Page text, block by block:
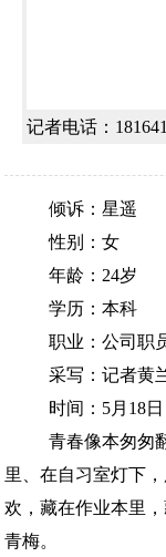
记者电话：
倾诉：星遥
性别：女
年龄：24岁
学历：本科
职业：公司职
采写：记者黄
时间：5月18日
青春像本匆匆
里、在自习室灯下
欢，藏在作业本里
青梅。